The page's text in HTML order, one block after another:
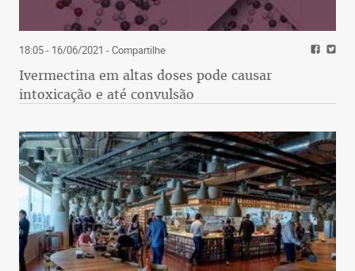
18:05 - 16/06/2021 - Compartilhe
Ivermectina em altas doses pode causar
intoxicação e até convulsão